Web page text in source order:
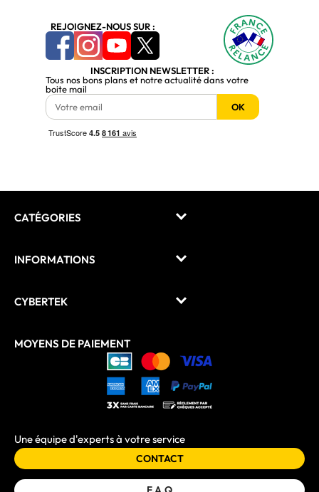
REJOIGNEZ-NOUS SUR :
INSCRIPTION NEWSLETTER :
Tous nos bons plans et notre actualité dans votre
boite mail
OK
CATÉGORIES
INFORMATIONS
CYBERTEK
MOYENS DE PAIEMENT
Une équipe d'experts à votre service
CONTACT